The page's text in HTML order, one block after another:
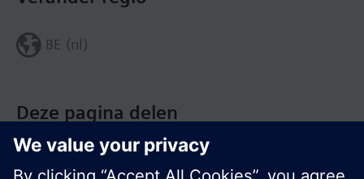
Deze pagina delen
BE (nl)